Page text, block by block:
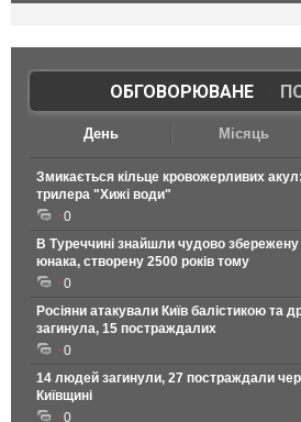
ОБГОВОРЮВАНЕ|
День Місяць
Змикається кільце кровожерливих
трилера "Хижі води"
0
В Туреччині знайшли чудово
юнака, створену 2500 років тому
0
Росіяни атакували Київ балістикою та
загинула, 15 постраждалих
0
14 людей загинули, 27 постраждали
Київщині
0